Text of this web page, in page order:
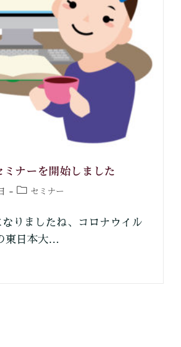
ナーを開始しました
セミナー
りましたね、コロナウイル
東日本大…